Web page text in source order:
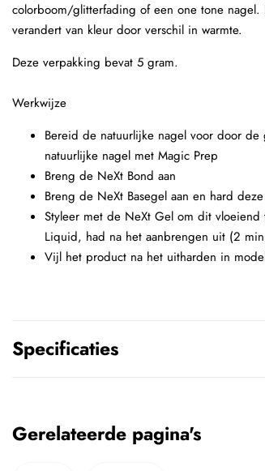
colorboom/glitterfading of een one tone
verandert van kleur door verschil in warmte.
Deze verpakking bevat 5 gram.
Werkwijze
Bereid de natuurlijke nagel voor door
natuurlijke nagel met Magic Prep
Breng de NeXt Bond aan
Breng de NeXt Basegel aan en hard
Styleer met de NeXt Gel om dit
Liquid, had na het aanbrengen uit (2
Vijl het product na het uitharden in
Specificaties
Gerelateerde pagina's